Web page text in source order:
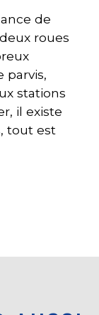
de
roues
parvis,
stations
il existe
tout est